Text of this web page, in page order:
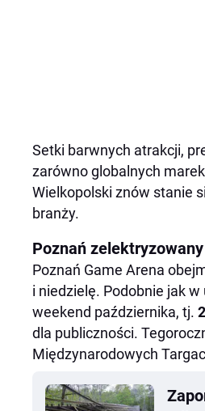
Setki barwnych atrakcji,
zarówno globalnych
Wielkopolski znów stanie
branży.
Poznań
Poznań Game Arena
i niedzielę. Podobnie jak
weekend października, tj.
dla publiczności.
Międzynarodowych